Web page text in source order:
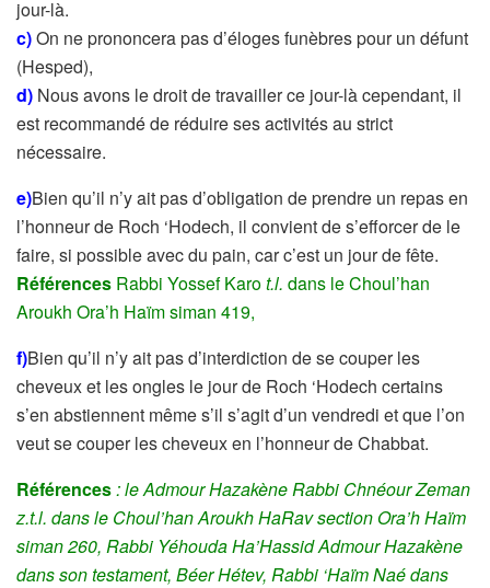
jour-là.
c)On ne prononcera pas d’éloges funèbres pour un défunt
(Hesped),
d) Nous avons le droit de travailler ce jour-là cependant, il
est recommandé de réduire ses activités au strict
nécessaire.
e)Bien qu’il n’y ait pas d’obligation de prendre un repas en
l’honneur de Roch ‘Hodech, il convient de s’efforcer de le
faire, si possible avec du pain, car c’est un jour de fête.
Références Rabbi Yossef Karot.l. dans le Choul’han
Aroukh Ora’h Haïm siman 419,
f)Bien qu’il n’y ait pas d’interdiction de se couper les
cheveux et les ongles le jour de Roch ‘Hodech certains
s’en abstiennent même s’il s’agit d’un vendredi et que l’on
veut se couper les cheveux en l’honneur de Chabbat.
Références: le Admour Hazakène Rabbi Chnéour Zeman
z.t.l. dans le Choul’han Aroukh HaRav section Ora’h Haïm
siman 260, Rabbi Yéhouda Ha’Hassid Admour Hazakène
dans son testament, Béer Hétev, Rabbi ‘Haïm Naé dans